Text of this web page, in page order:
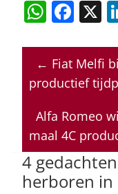
W
at
s
p
p
F
c
e
o
o
k
X
← Fiat Melfi
productief
Alfa Romeo
maal 4C
4
herboren in